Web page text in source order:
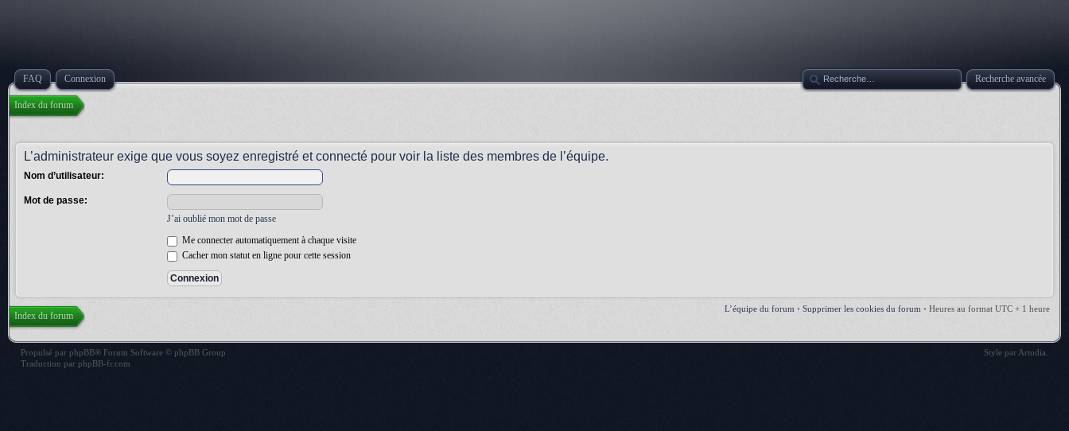
FAQ Connexion Recherche avancée
Index du forum
L’administrateur exige que vous soyez enregistré et connecté pour voir la liste des membres de l’équipe.
Nom d’utilisateur:
Mot de passe:
J’ai oublié mon mot de passe
Me connecter automatiquement à chaque visite
Cacher mon statut en ligne pour cette session
L’équipe du forum • Supprimer les cookies du forum • Heures au format UTC + 1 heure
Index du forum
Propulsé par phpBB® Forum Software © phpBB Group
Traduction par phpBB-fr.com
Style par Artodia